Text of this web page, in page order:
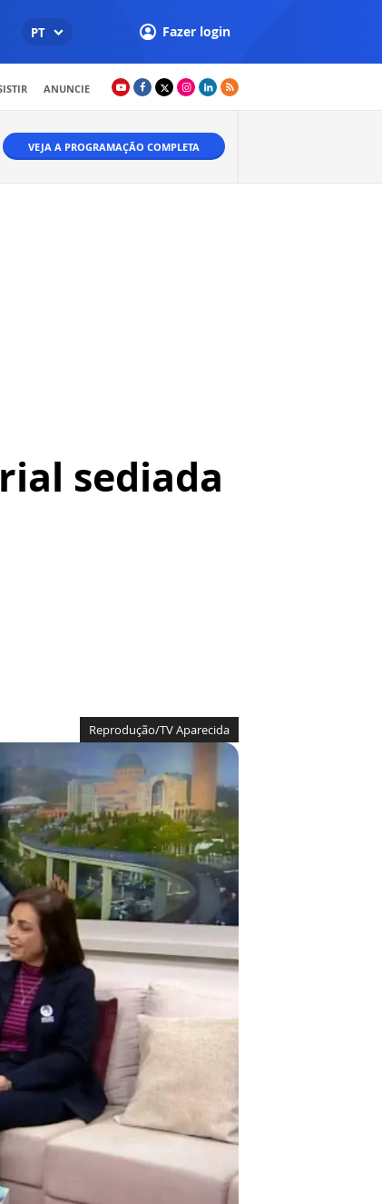
PT Fazer login
ANUNCIE
VEJA A PROGRAMAÇÃO COMPLETA
sediada
Reprodução/TV Aparecida